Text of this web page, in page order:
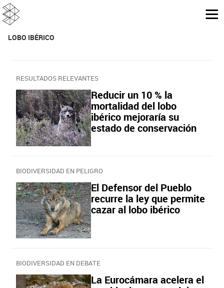
LOBO IBÉRICO
RESULTADOS RELEVANTES
Reducir un 10 % la
mortalidad del lobo
ibérico mejoraría su
estado de conservación
BIODIVERSIDAD EN PELIGRO
El Defensor del Pueblo
recurre la ley que permite
cazar al lobo ibérico
BIODIVERSIDAD EN DEBATE
La Eurocámara acelera el